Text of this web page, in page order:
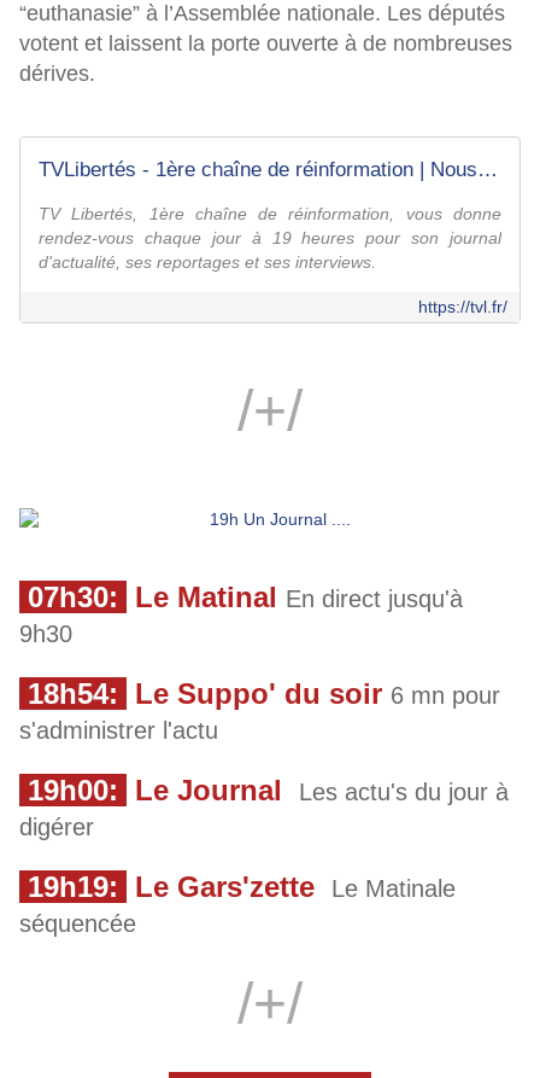
“euthanasie” à l’Assemblée nationale. Les députés
votent et laissent la porte ouverte à de nombreuses
dérives.
TVLibertés - 1ère chaîne de réinformation | Nous, c'est vous
TV Libertés, 1ère chaîne de réinformation, vous donne
rendez-vous chaque jour à 19 heures pour son journal
d'actualité, ses reportages et ses interviews.
https://tvl.fr/
/+/
07h30: Le Matinal En direct jusqu'à
9h30
18h54: Le Suppo' du soir 6 mn pour
s'administrer l'actu
19h00: Le Journal
Les actu's du jour à
digérer
19h19: Le Gars'zette
Le Matinale
séquencée
/+/